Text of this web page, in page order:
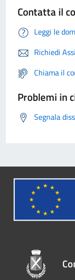
Contatta il
Leggi le
Richiedi
Chiama il
Problemi in
Segnala